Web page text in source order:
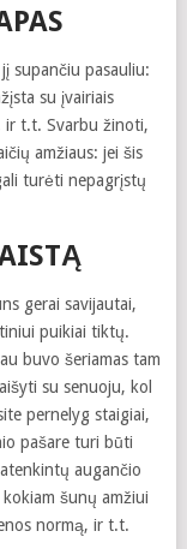
supančiu pasauliu:
su įvairiais
ir t.t. Svarbu žinoti,
amžiaus: jei šis
turėti nepagrįstų
gerai savijautai,
puikiai tiktų.
buvo šeriamas tam
su senuoju, kol
pernelyg staigiai,
pašare turi būti
augančio
šunų amžiui
normą, ir t.t.